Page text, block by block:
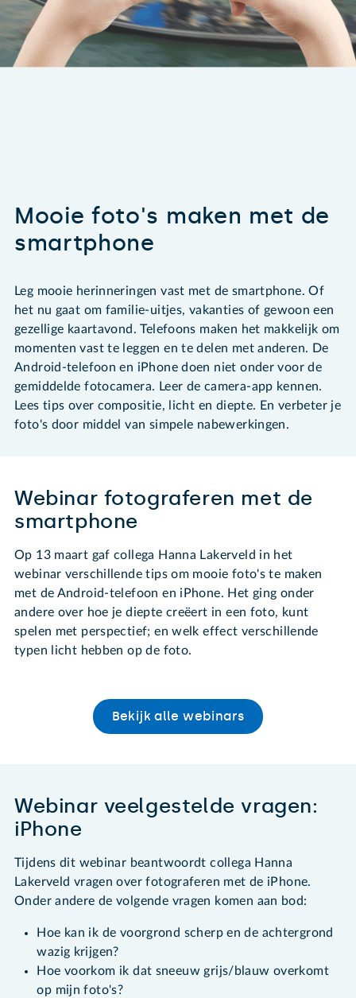
Mooie foto's maken met de
smartphone
Leg mooie herinneringen vast met de smartphone. Of
het nu gaat om familie-uitjes, vakanties of gewoon een
gezellige kaartavond. Telefoons maken het makkelijk om
momenten vast te leggen en te delen met anderen. De
Android-telefoon en iPhone doen niet onder voor de
gemiddelde fotocamera. Leer de camera-app kennen.
Lees tips over compositie, licht en diepte. En verbeter je
foto's door middel van simpele nabewerkingen.
Webinar fotograferen met de
smartphone
Op 13 maart gaf collega Hanna Lakerveld in het
webinar verschillende tips om mooie foto's te maken
met de Android-telefoon en iPhone. Het ging onder
andere over hoe je diepte creëert in een foto, kunt
spelen met perspectief; en welk effect verschillende
typen licht hebben op de foto.
Bekijk alle webinars
Webinar veelgestelde vragen:
iPhone
Tijdens dit webinar beantwoordt collega Hanna
Lakerveld vragen over fotograferen met de iPhone.
Onder andere de volgende vragen komen aan bod:
Hoe kan ik de voorgrond scherp en de achtergrond
wazig krijgen?
Hoe voorkom ik dat sneeuw grijs/blauw overkomt
op mijn foto's?